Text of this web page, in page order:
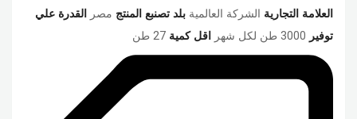
العلامة التجارية الشركة العالمية بلد تصنبع المنتج مصر
القدرة علي
توفير 3000 طن لكل شهر اقل كمية 27 طن